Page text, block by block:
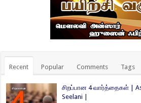
Recent Popular Comments Tags
சிறப்பான 4 வார்த்தைகள் |
Seelani |